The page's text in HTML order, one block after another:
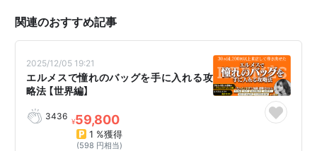
関連のおすすめ記事
2025/12/05 19:21
エルメスで憧れのバッグを手に入れる攻
略法 【世界編】
3436 ¥59,800
1 %獲得
(598 円相当)